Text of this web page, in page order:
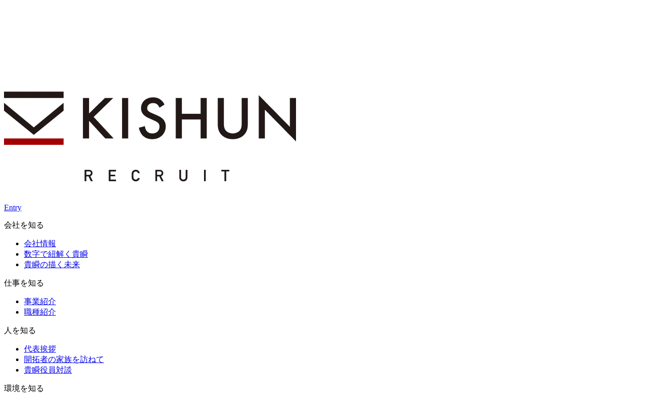
Entry
会社を知る
会社情報
数字で紐解く貴瞬
貴瞬の描く未来
仕事を知る
事業紹介
職種紹介
人を知る
代表挨拶
開拓者の家族を訪ねて
貴瞬役員対談
環境を知る